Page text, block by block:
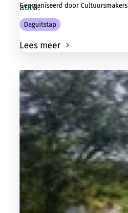
auto.
Georganiseerd door Cultuursmakers
Daguitstap
Lees meer